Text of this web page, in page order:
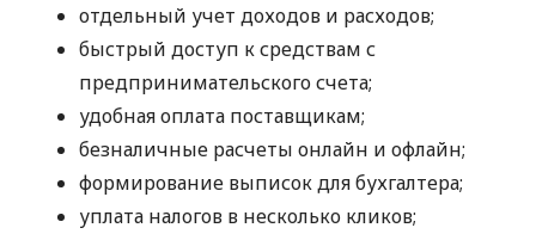
отдельный учет доходов и расходов;
быстрый доступ к средствам с
предпринимательского счета;
удобная оплата поставщикам;
безналичные расчеты онлайн и офлайн;
формирование выписок для бухгалтера;
уплата налогов в несколько кликов;